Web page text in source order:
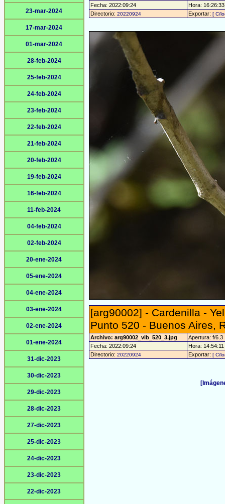
23-mar-2024
17-mar-2024
01-mar-2024
28-feb-2024
25-feb-2024
24-feb-2024
23-feb-2024
22-feb-2024
21-feb-2024
20-feb-2024
19-feb-2024
16-feb-2024
11-feb-2024
04-feb-2024
02-feb-2024
20-ene-2024
05-ene-2024
04-ene-2024
03-ene-2024
02-ene-2024
01-ene-2024
31-dic-2023
30-dic-2023
29-dic-2023
28-dic-2023
27-dic-2023
25-dic-2023
24-dic-2023
23-dic-2023
22-dic-2023
Fecha: 2022:09:24
Hora:
Directorio: 20220924 Exportar: [ C/
[arg90002] - Cardenilla -
Punto 520 - Buenos Aires,
Archivo: arg90002_vlb_520_3.jpg
Apertura: f/6.3
Fecha: 2022:09:24
Hora:
Directorio: 20220924 Exportar: [ C/